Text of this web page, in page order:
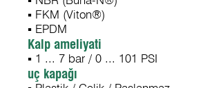
▪ FKM (Viton®)
▪ EPDM
Kalp ameliyati
▪ 1 ... 7 bar / 0 ... 101 PSI
uç kapağı